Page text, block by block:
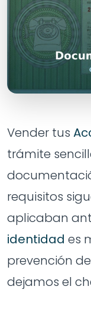
Vender tus
trámite
requisitos
aplicaban
identidad es
prevención
dejamos el